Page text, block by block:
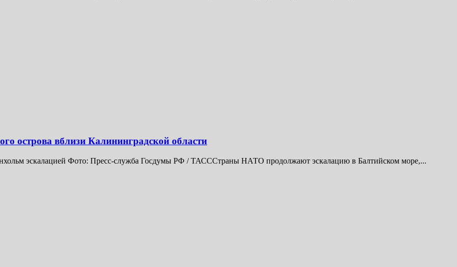
острова вблизи Калининградской области
эскалацией Фото: Пресс-служба Госдумы РФ / ТАСССтраны НАТО продолжают эскалацию в Балтийском море,...